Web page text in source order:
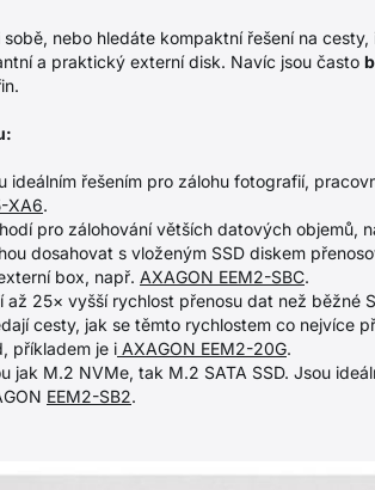
nebo hledáte kompaktní řešení na
a praktický externí disk. Navíc jsou často
řešením pro zálohu fotografií,
XA6.
pro zálohování větších datových objemů,
dosahovat s vloženým SSD diskem
box, např. AXAGON EEM2-SBC.
25× vyšší rychlost přenosu dat než běžné
cesty, jak se těmto rychlostem co nejvíce
příkladem je i AXAGON EEM2-20G.
M.2 NVMe, tak M.2 SATA SSD. Jsou
EEM2-SB2.